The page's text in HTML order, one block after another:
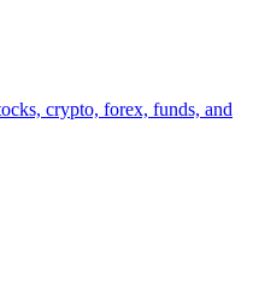
crypto, forex, funds, and